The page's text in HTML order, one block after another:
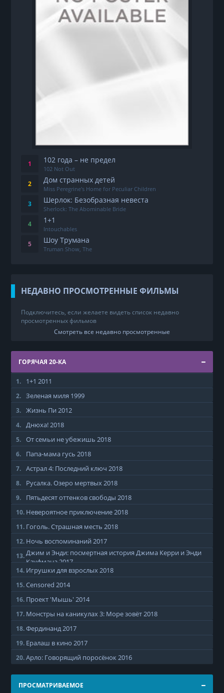
102 года – не предел
102 Not Out
Дом странных детей
Miss Peregrine's Home for Peculiar Children
Шерлок: Безобразная невеста
Sherlock: The Abominable Bride
1+1
Intouchables
Шоу Трумана
Truman Show, The
НЕДАВНО ПРОСМОТРЕННЫЕ ФИЛЬМЫ
Подключитесь, если желаете видеть список недавно
просмотренных фильмов
Смотреть все недавно просмотренные
ГОРЯЧАЯ 20-КА
1. 1+12011
2. Зеленая миля 1999
3. Жизнь Пи2012
4. Днюха!2018
5. От семьи не убежишь2018
6. Папа-мама гусь2018
7. Астрал 4: Последний ключ2018
8. Русалка. Озеро мертвых2018
9. Пятьдесят оттенков свободы2018
10. Невероятное приключение2018
11. Гоголь. Страшная месть2018
12. Ночь воспоминаний2017
13. Джим и Энди: посмертная история Джима Керри и Энди
Кауфмана2017
14. Игрушки для взрослых2018
15. Censored2014
16. Проект 'Мышь'2014
17. Монстры на каникулах 3: Море зовёт2018
18. Фердинанд2017
19. Ералаш в кино2017
20. Арло: Говорящий поросёнок2016
ПРОСМАТРИВАЕМОЕ